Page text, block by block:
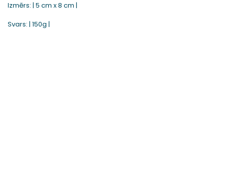
Izmērs: | 5 cm x 8 cm |
Svars: | 150g |